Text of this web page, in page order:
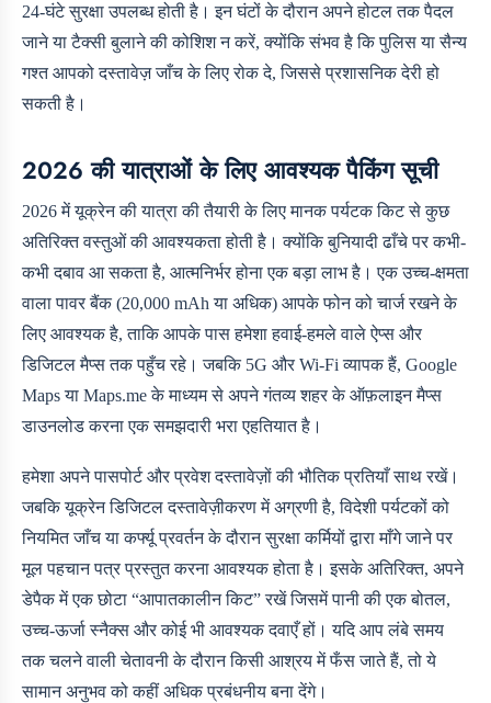
24-घंटे सुरक्षा उपलब्ध होती है। इन घंटों के दौरान अपने होटल तक पैदल
जाने या टैक्सी बुलाने की कोशिश न करें, क्योंकि संभव है कि पुलिस या सैन्य
गश्त आपको दस्तावेज़ जाँच के लिए रोक दे, जिससे प्रशासनिक देरी हो
सकती है।
2026 की यात्राओं के लिए आवश्यक पैकिंग सूची
2026 में यूक्रेन की यात्रा की तैयारी के लिए मानक पर्यटक किट से कुछ
अतिरिक्त वस्तुओं की आवश्यकता होती है। क्योंकि बुनियादी ढाँचे पर कभी-
कभी दबाव आ सकता है, आत्मनिर्भर होना एक बड़ा लाभ है। एक उच्च-क्षमता
वाला पावर बैंक (20,000 mAh या अधिक) आपके फोन को चार्ज रखने के
लिए आवश्यक है, ताकि आपके पास हमेशा हवाई-हमले वाले ऐप्स और
डिजिटल मैप्स तक पहुँच रहे। जबकि 5G और Wi-Fi व्यापक हैं, Google
Maps या Maps.me के माध्यम से अपने गंतव्य शहर के ऑफ़लाइन मैप्स
डाउनलोड करना एक समझदारी भरा एहतियात है।
हमेशा अपने पासपोर्ट और प्रवेश दस्तावेज़ों की भौतिक प्रतियाँ साथ रखें।
जबकि यूक्रेन डिजिटल दस्तावेज़ीकरण में अग्रणी है, विदेशी पर्यटकों को
नियमित जाँच या कर्फ्यू प्रवर्तन के दौरान सुरक्षा कर्मियों द्वारा माँगे जाने पर
मूल पहचान पत्र प्रस्तुत करना आवश्यक होता है। इसके अतिरिक्त, अपने
डेपैक में एक छोटा “आपातकालीन किट” रखें जिसमें पानी की एक बोतल,
उच्च-ऊर्जा स्नैक्स और कोई भी आवश्यक दवाएँ हों। यदि आप लंबे समय
तक चलने वाली चेतावनी के दौरान किसी आश्रय में फँस जाते हैं, तो ये
सामान अनुभव को कहीं अधिक प्रबंधनीय बना देंगे।